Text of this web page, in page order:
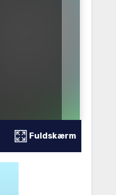
Fuldskærm